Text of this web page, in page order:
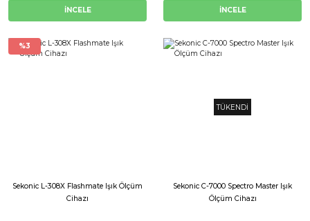
İNCELE İNCELE
%3
Sekonic L-308X Flashmate Işık Ölçüm
Cihazı
TÜKENDİ
Sekonic C-7000 Spectro Master Işık
Ölçüm Cihazı